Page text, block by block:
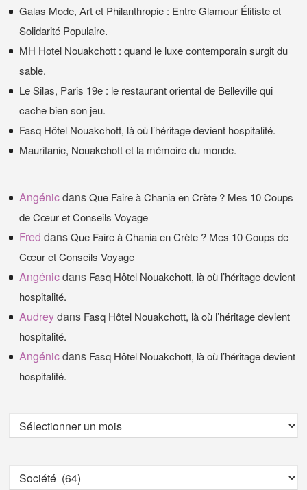
Galas Mode, Art et Philanthropie : Entre Glamour Élitiste et
Solidarité Populaire.
MH Hotel Nouakchott : quand le luxe contemporain surgit du
sable.
Le Silas, Paris 19e : le restaurant oriental de Belleville qui
cache bien son jeu.
Fasq Hôtel Nouakchott, là où l’héritage devient hospitalité.
Mauritanie, Nouakchott et la mémoire du monde.
AngénicdansQue Faire à Chania en Crète ? Mes 10 Coups
de Cœur et Conseils Voyage
Fred dansQue Faire à Chania en Crète ? Mes 10 Coups de
Cœur et Conseils Voyage
Angénicdans Fasq Hôtel Nouakchott, là où l’héritage devient
hospitalité.
Audreydans Fasq Hôtel Nouakchott, là où l’héritage devient
hospitalité.
Angénicdans Fasq Hôtel Nouakchott, là où l’héritage devient
hospitalité.